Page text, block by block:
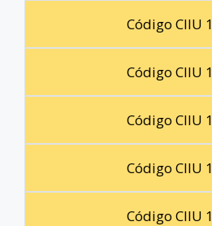
Código CIIU
Código CIIU
Código CIIU
Código CIIU
Código CIIU